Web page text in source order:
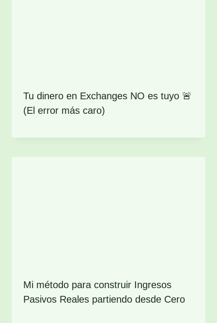
Tu dinero en Exchanges NO es tuyo 🚨
(El error más caro)
Mi método para construir Ingresos
Pasivos Reales partiendo desde Cero